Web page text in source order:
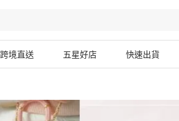
跨境直送 五星好店 快速出貨